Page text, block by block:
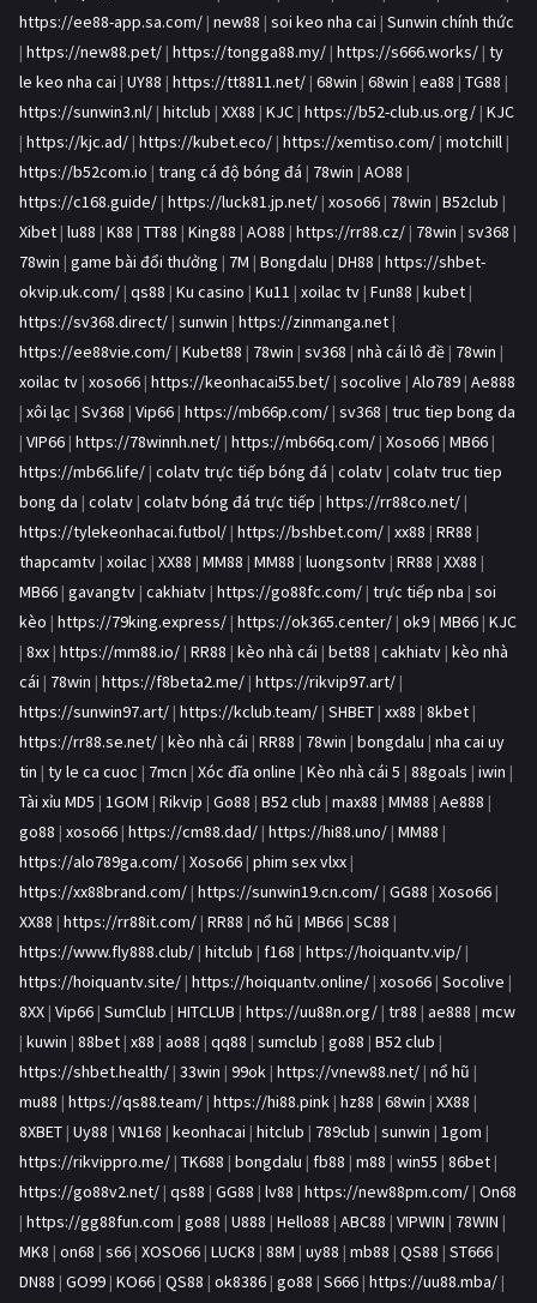
https://ee88-app.sa.com/ | new88 | soi keo nha cai | Sunwin chính thức
| https://new88.pet/ | https://tongga88.my/ | https://s666.works/ | ty
le keo nha cai | UY88 | https://tt8811.net/ | 68win | 68win | ea88 | TG88 |
https://sunwin3.nl/ | hitclub | XX88 | KJC | https://b52-club.us.org/ | KJC
| https://kjc.ad/ | https://kubet.eco/ | https://xemtiso.com/ | motchill |
https://b52com.io | trang cá độ bóng đá | 78win | AO88 |
https://c168.guide/ | https://luck81.jp.net/ | xoso66 | 78win | B52club |
Xibet | lu88 | K88 | TT88 | King88 | AO88 | https://rr88.cz/ | 78win | sv368 |
78win | game bài đổi thưởng | 7M | Bongdalu | DH88 | https://shbet-
okvip.uk.com/ | qs88 | Ku casino | Ku11 | xoilac tv | Fun88 | kubet |
https://sv368.direct/ | sunwin | https://zinmanga.net |
https://ee88vie.com/ | Kubet88 | 78win | sv368 | nhà cái lô đề | 78win |
xoilac tv | xoso66 | https://keonhacai55.bet/ | socolive | Alo789 | Ae888
| xôi lạc | Sv368 | Vip66 | https://mb66p.com/ | sv368 | truc tiep bong da
| VIP66 | https://78winnh.net/ | https://mb66q.com/ | Xoso66 | MB66 |
https://mb66.life/ | colatv trực tiếp bóng đá | colatv | colatv truc tiep
bong da | colatv | colatv bóng đá trực tiếp | https://rr88co.net/ |
https://tylekeonhacai.futbol/ | https://bshbet.com/ | xx88 | RR88 |
thapcamtv | xoilac | XX88 | MM88 | MM88 | luongsontv | RR88 | XX88 |
MB66 | gavangtv | cakhiatv | https://go88fc.com/ | trực tiếp nba | soi
kèo | https://79king.express/ | https://ok365.center/ | ok9 | MB66 | KJC
| 8xx | https://mm88.io/ | RR88 | kèo nhà cái | bet88 | cakhiatv | kèo nhà
cái | 78win | https://f8beta2.me/ | https://rikvip97.art/ |
https://sunwin97.art/ | https://kclub.team/ | SHBET | xx88 | 8kbet |
https://rr88.se.net/ | kèo nhà cái | RR88 | 78win | bongdalu | nha cai uy
tin | ty le ca cuoc | 7mcn | Xóc đĩa online | Kèo nhà cái 5 | 88goals | iwin |
Tài xỉu MD5 | 1GOM | Rikvip | Go88 | B52 club | max88 | MM88 | Ae888 |
go88 | xoso66 | https://cm88.dad/ | https://hi88.uno/ | MM88 |
https://alo789ga.com/ | Xoso66 | phim sex vlxx |
https://xx88brand.com/ | https://sunwin19.cn.com/ | GG88 | Xoso66 |
XX88 | https://rr88it.com/ | RR88 | nổ hũ | MB66 | SC88 |
https://www.fly888.club/ | hitclub | f168 | https://hoiquantv.vip/ |
https://hoiquantv.site/ | https://hoiquantv.online/ | xoso66 | Socolive |
8XX | Vip66 | SumClub | HITCLUB | https://uu88n.org/ | tr88 | ae888 | mcw
| kuwin | 88bet | x88 | ao88 | qq88 | sumclub | go88 | B52 club |
https://shbet.health/ | 33win | 99ok | https://vnew88.net/ | nổ hũ |
mu88 | https://qs88.team/ | https://hi88.pink | hz88 | 68win | XX88 |
8XBET | Uy88 | VN168 | keonhacai | hitclub | 789club | sunwin | 1gom |
https://rikvippro.me/ | TK688 | bongdalu | fb88 | m88 | win55 | 86bet |
https://go88v2.net/ | qs88 | GG88 | lv88 | https://new88pm.com/ | On68
| https://gg88fun.com | go88 | U888 | Hello88 | ABC88 | VIPWIN | 78WIN |
MK8 | on68 | s66 | XOSO66 | LUCK8 | 88M | uy88 | mb88 | QS88 | ST666 |
DN88 | GO99 | KO66 | QS88 | ok8386 | go88 | S666 | https://uu88.mba/ |